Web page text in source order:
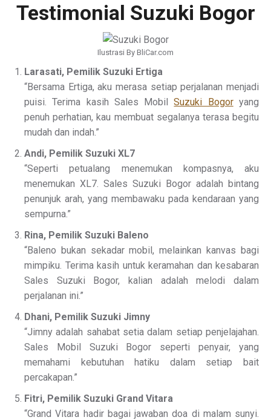
Testimonial Suzuki Bogor
Ilustrasi By BliCar.com
Larasati, Pemilik Suzuki Ertiga
“Bersama Ertiga, aku merasa setiap perjalanan menjadi
puisi. Terima kasih Sales MobilSuzuki Bogoryang
penuh perhatian, kau membuat segalanya terasa begitu
mudah dan indah.”
Andi, Pemilik Suzuki XL7
“Seperti petualang menemukan kompasnya, aku
menemukan XL7. Sales Suzuki Bogor adalah bintang
penunjuk arah, yang membawaku pada kendaraan yang
sempurna.”
Rina, Pemilik Suzuki Baleno
“Baleno bukan sekadar mobil, melainkan kanvas bagi
mimpiku. Terima kasih untuk keramahan dan kesabaran
Sales Suzuki Bogor, kalian adalah melodi dalam
perjalanan ini.”
Dhani, Pemilik Suzuki Jimny
“Jimny adalah sahabat setia dalam setiap penjelajahan.
Sales Mobil Suzuki Bogor seperti penyair, yang
memahami kebutuhan hatiku dalam setiap bait
percakapan.”
Fitri, Pemilik Suzuki Grand Vitara
“Grand Vitara hadir bagai jawaban doa di malam sunyi.